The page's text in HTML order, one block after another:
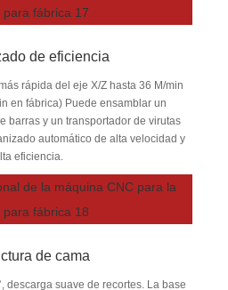
de eficiencia
rápida del eje X/Z hasta 36 M/min
en fábrica) Puede ensamblar un
barras y un transportador de virutas
automático de alta velocidad y
eficiencia.
de cama
descarga suave de recortes. La base